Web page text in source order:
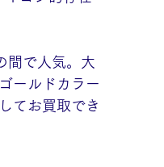
間で人気。大
ールドカラー
てお買取でき